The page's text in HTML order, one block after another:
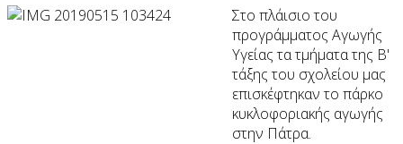
Στo πλάισιo του
προγράμματος Αγωγής
Υγείας τα τμήματα της Β'
τάξης του σχολείου μας
επισκέφτηκαν το πάρκο
κυκλοφοριακής αγωγής
στην Πάτρα.